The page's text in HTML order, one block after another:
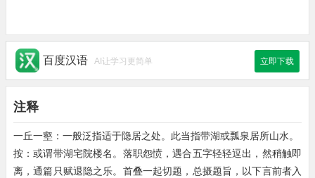
百度汉语 AI让学习更简单 立即下载
注释
一丘一壑：一般泛指适于隐居之处。此当指带湖或瓢泉居所山水。
按：或谓带湖宅院楼名。落职怨愤，遇合五字轻轻逗出，然稍触即
离，通篇只赋退隐之乐。首叠一起切题，总摄题旨，以下言前者入